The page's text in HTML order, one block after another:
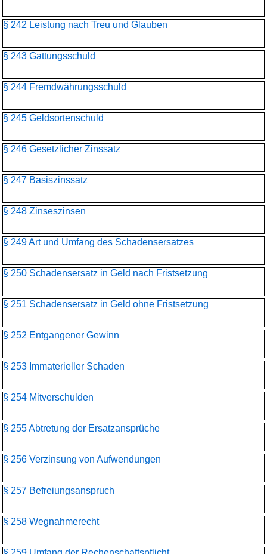
§ 242 Leistung nach Treu und Glauben
§ 243 Gattungsschuld
§ 244 Fremdwährungsschuld
§ 245 Geldsortenschuld
§ 246 Gesetzlicher Zinssatz
§ 247 Basiszinssatz
§ 248 Zinseszinsen
§ 249 Art und Umfang des Schadensersatzes
§ 250 Schadensersatz in Geld nach Fristsetzung
§ 251 Schadensersatz in Geld ohne Fristsetzung
§ 252 Entgangener Gewinn
§ 253 Immaterieller Schaden
§ 254 Mitverschulden
§ 255 Abtretung der Ersatzansprüche
§ 256 Verzinsung von Aufwendungen
§ 257 Befreiungsanspruch
§ 258 Wegnahmerecht